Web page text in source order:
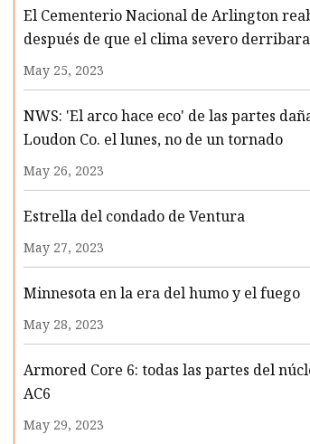
El Cementerio Nacional de Arlington
después de que el clima severo
cerca de las tumbas
May 25, 2023
NWS: 'El arco hace eco' de las partes
Loudon Co. el lunes, no de un tornado
May 26, 2023
Estrella del condado de Ventura
May 27, 2023
Minnesota en la era del humo y el fuego
May 28, 2023
Armored Core 6: todas las partes del
AC6
May 29, 2023